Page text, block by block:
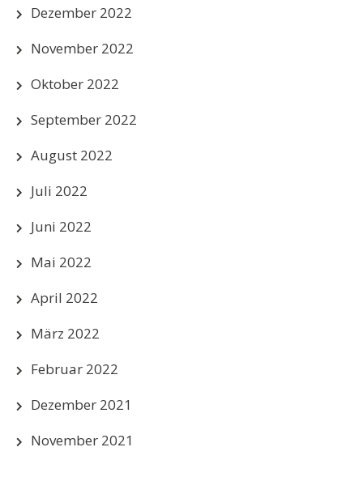
Dezember 2022
November 2022
Oktober 2022
September 2022
August 2022
Juli 2022
Juni 2022
Mai 2022
April 2022
März 2022
Februar 2022
Dezember 2021
November 2021